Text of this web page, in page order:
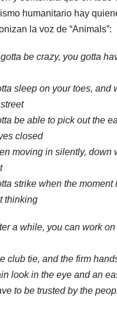
humanitario hay
la voz de “Animals”:
be crazy, you gotta
sleep on your toes, and
be able to pick out the
closed
moving in silently, down
strike when the moment
thinking
a while, you can work
club tie, and the firm
look in the eye and an
to be trusted by the